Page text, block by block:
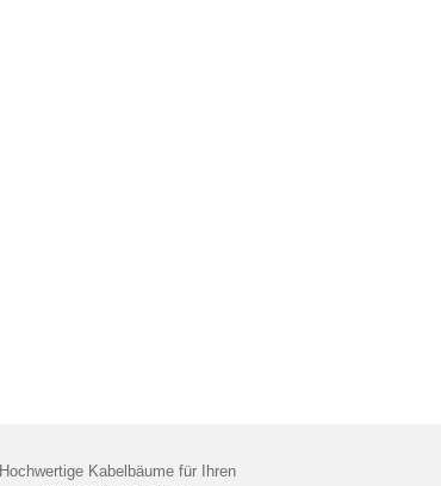
Hochwertige Kabelbäume für Ihren